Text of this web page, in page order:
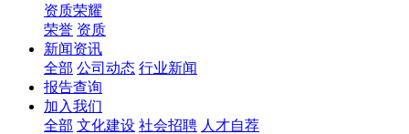
资质荣耀
荣誉 资质
新闻资讯
全部 公司动态 行业新闻
报告查询
加入我们
全部 文化建设 社会招聘 人才自荐